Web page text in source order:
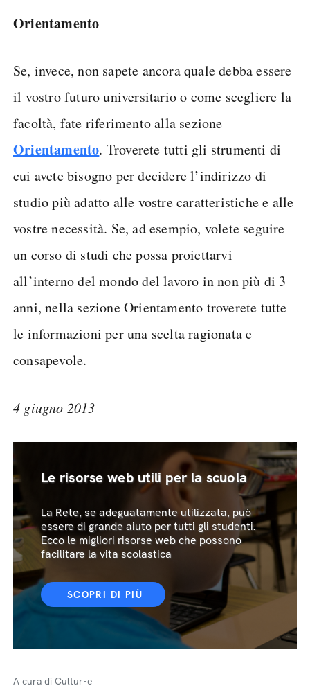
Orientamento
Se, invece, non sapete ancora quale debba essere
il vostro futuro universitario o come scegliere la
facoltà, fate riferimento alla sezione
Orientamento. Troverete tutti gli strumenti di
cui avete bisogno per decidere l’indirizzo di
studio più adatto alle vostre caratteristiche e alle
vostre necessità. Se, ad esempio, volete seguire
un corso di studi che possa proiettarvi
all’interno del mondo del lavoro in non più di 3
anni, nella sezione Orientamento troverete tutte
le informazioni per una scelta ragionata e
consapevole.
4 giugno 2013
Le risorse web utili per la scuola
La Rete, se adeguatamente utilizzata, può
essere di grande aiuto per tutti gli studenti.
Ecco le migliori risorse web che possono
facilitare la vita scolastica
SCOPRI DI PIÙ
A cura di Cultur-e